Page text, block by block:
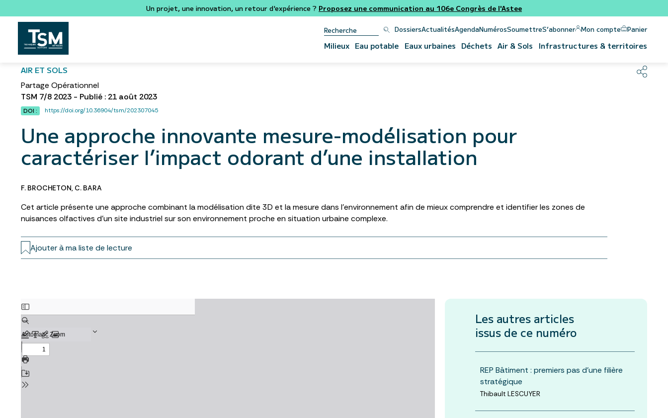
Un projet, une innovation, un retour d'expérience ? Proposez une communication au 106e Congrès de l'Astee
DossiersActualitésAgendaNumérosSoumettreS’abonner Mon compte Panier
Milieux Eau potable Eaux urbaines Déchets Air & Sols Infrastructures & territoires
AIR ET SOLS
Partage Opérationnel
TSM 7/8 2023 - Publié : 21 août 2023
DOI : https://doi.org/10.36904/tsm/202307045
Une approche innovante mesure-modélisation pour
caractériser l’impact odorant d’une installation
F. BROCHETON, C. BARA
Cet article présente une approche combinant la modélisation dite 3D et la mesure dans l’environnement afin de mieux comprendre et identifier les zones de
nuisances olfactives d’un site industriel sur son environnement proche en situation urbaine complexe.
Ajouter à ma liste de lecture
Les autres articles
issus de ce numéro
REP Bâtiment : premiers pas d’une filière
stratégique
Thibault LESCUYER